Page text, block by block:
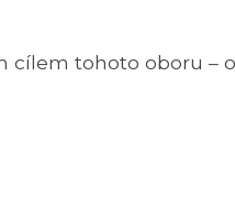
cílem tohoto oboru –